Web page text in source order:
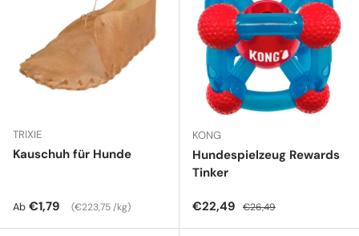
TRIXIE
Kauschuh für Hunde
Normaler Preis
Ab €1,79 Grundpreis
€223,75 /kg
KONG
Hundespielzeug Rewards
Tinker
Verkaufspreis
€22,49 Normaler Preis
€26,49